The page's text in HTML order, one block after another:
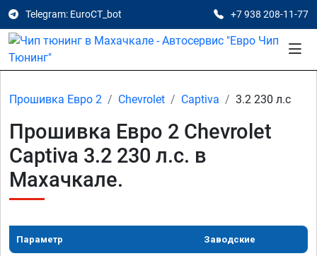
Telegram: EuroCT_bot +7 938 208-11-77
Прошивка Евро 2 Chevrolet Captiva 3.2 230 л.с
Прошивка Евро 2 Chevrolet
Captiva 3.2 230 л.с. в
Махачкале.
Параметр Заводские